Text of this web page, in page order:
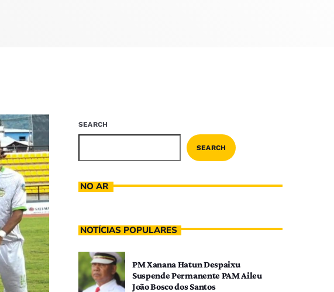
SEARCH
SEARCH
NO AR
NOTÍCIAS POPULARES
PM Xanana Hatun Despaixu
Suspende Permanente PAM Aileu
João Bosco dos Santos